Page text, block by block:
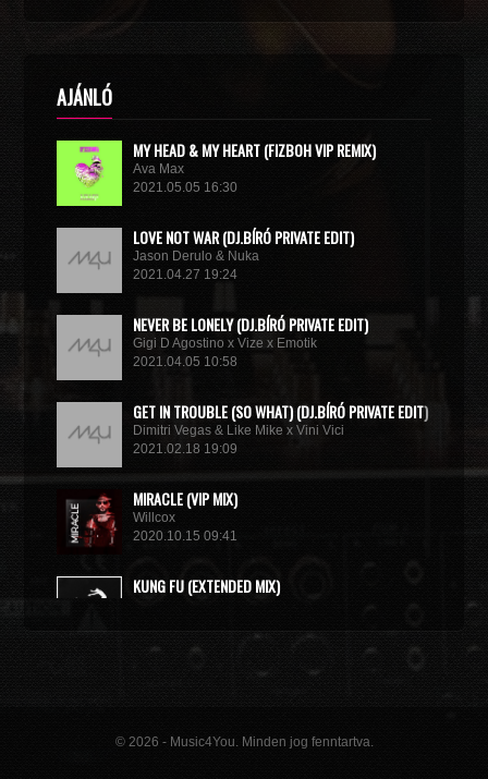
AJÁNLÓ
MY HEAD & MY HEART (FIZBOH VIP REMIX)
Ava Max
2021.05.05 16:30
LOVE NOT WAR (DJ.BÍRÓ PRIVATE EDIT)
Jason Derulo & Nuka
2021.04.27 19:24
NEVER BE LONELY (DJ.BÍRÓ PRIVATE EDIT)
Gigi D Agostino x Vize x Emotik
2021.04.05 10:58
GET IN TROUBLE (SO WHAT) (DJ.BÍRÓ PRIVATE EDIT)
Dimitri Vegas & Like Mike x Vini Vici
2021.02.18 19:09
MIRACLE (VIP MIX)
Willcox
2020.10.15 09:41
KUNG FU (EXTENDED MIX)
© 2026 - Music4You. Minden jog fenntartva.